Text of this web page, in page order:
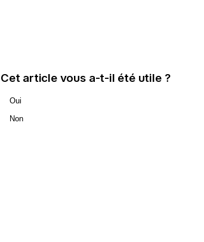
Cet article vous a-t-il été utile ?
Oui
Non